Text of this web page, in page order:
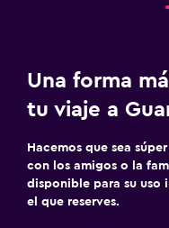
Una forma
tu viaje a
Hacemos que sea
con los amigos o la
disponible para su uso
el que reserves.